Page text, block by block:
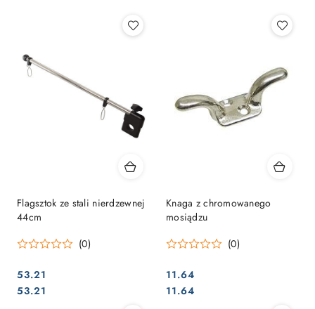
Flagsztok ze stali nierdzewnej
44cm
(0)
Cena:
53.21
Cena:
53.21
Knaga z chromowanego
mosiądzu
(0)
Cena:
11.64
Cena:
11.64